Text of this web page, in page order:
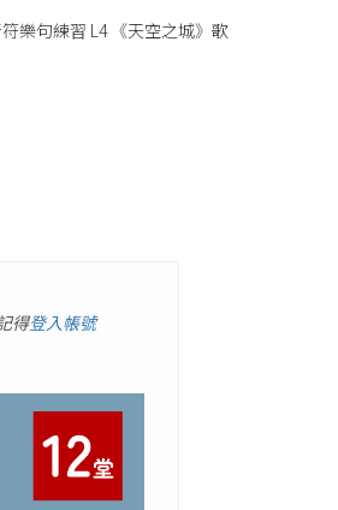
樂句練習 L4 《天空之城》歌
得登入帳號